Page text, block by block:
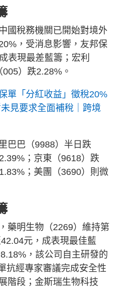
國稅務機關已開始對境外
，受消息影響，友邦保
表現最差藍籌；宏利
005）跌2.28%。
單「分紅收益」徵稅20%
見要求全面補稅｜跨境
巴巴（9988）半日跌
；京東（9618）跌
；美團（3690）則微
藥明生物（2269）維持第
元，成表現最佳藍
，該公司自主研發的
抗經專家審議完成安全性
階段；金斯瑞生物科技